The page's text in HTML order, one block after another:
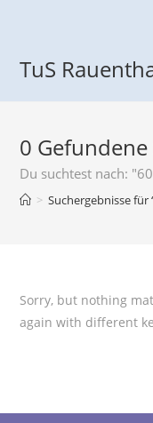
TuS
0
Du suchtest nach:
> Suchergebnisse für
Sorry, but nothing
again with different